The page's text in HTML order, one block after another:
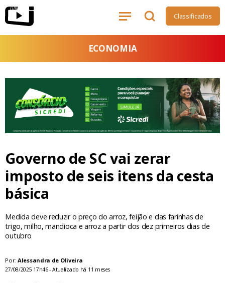
Classificados
ECONOMIA
Governo de SC vai zerar
imposto de seis itens da cesta
básica
Medida deve reduzir o preço do arroz, feijão e das farinhas de
trigo, milho, mandioca e arroz a partir dos dez primeiros dias de
outubro
Por: Alessandra de Oliveira
27/08/2025 17h46 - Atualizado há 11 meses